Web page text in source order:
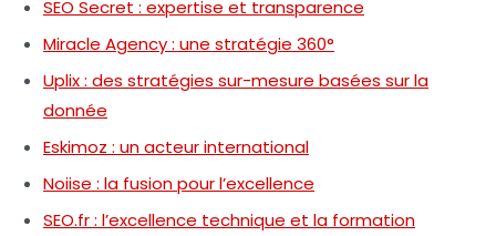
SEO Secret : expertise et transparence
Miracle Agency : une stratégie 360°
Uplix : des stratégies sur-mesure basées sur la
donnée
Eskimoz : un acteur international
Noiise : la fusion pour l’excellence
SEO.fr : l’excellence technique et la formation